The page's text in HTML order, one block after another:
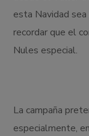
esta Navidad
recordar que el
Nules especial.
La campaña
especialmente,